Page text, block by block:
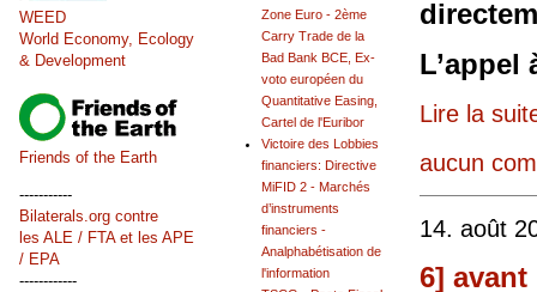
L’appel
Lire la
aucun
14. août
6] avant
Zone Euro - 2ème
Carry Trade de la
Bad Bank BCE, Ex-
voto européen du
Quantitative Easing,
Cartel de l'Euribor
Victoire des Lobbies
financiers: Directive
MiFID 2 - Marchés
d’instruments
financiers -
Analphabétisation de
l'information
WEED
World Economy, Ecology
& Development
Friends of the Earth
-----------
Bilaterals.org contre
les ALE / FTA et les APE
/ EPA
------------